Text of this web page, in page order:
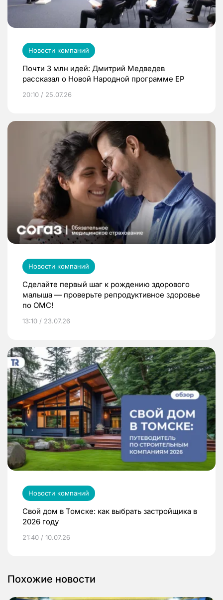
Новости компаний
Почти 3 млн идей: Дмитрий Медведев
рассказал о Новой Народной программе ЕР
20:10 / 25.07.26
Новости компаний
Сделайте первый шаг к рождению здорового
малыша — проверьте репродуктивное здоровье
по ОМС!
13:10 / 23.07.26
Новости компаний
Свой дом в Томске: как выбрать застройщика в
2026 году
21:40 / 10.07.26
Похожие новости